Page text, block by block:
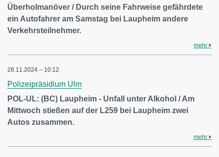
Überholmanöver / Durch seine Fahrweise gefährdete
ein Autofahrer am Samstag bei Laupheim andere
Verkehrsteilnehmer.
mehr
28.11.2024 – 10:12
Polizeipräsidium Ulm
POL-UL: (BC) Laupheim - Unfall unter Alkohol / Am
Mittwoch stießen auf der L259 bei Laupheim zwei
Autos zusammen.
mehr